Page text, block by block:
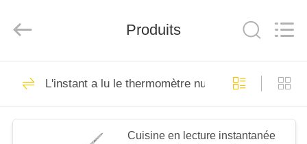
MAISON
Rights
by
Mélanger le
thermomètre
Produits
L'instant a lu le thermomètre numérique
Cuisine en lecture instantanée